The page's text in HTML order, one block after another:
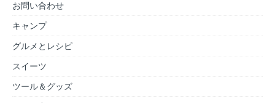
お問い合わせ
キャンプ
グルメとレシピ
スイーツ
ツール＆グッズ